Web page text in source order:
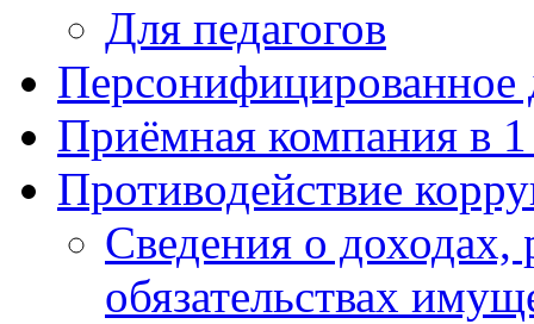
Для педагогов
Персонифицированное
Приёмная компания в 1
Противодействие
Сведения о доходах,
обязательствах